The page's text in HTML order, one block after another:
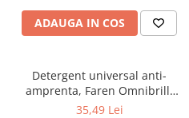
ADAUGA IN COS
Detergent universal anti-
amprenta, Faren Omnibrill,
750 ml
35,49 Lei